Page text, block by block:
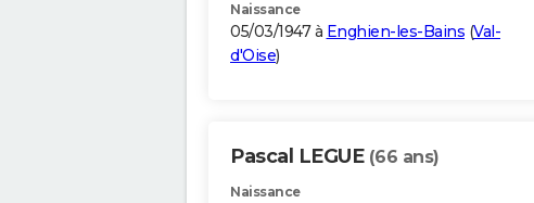
Naissance
05/03/1947 à Enghien-les-Bains (Val-
d'Oise)
Pascal LEGUE (66 ans)
Naissance